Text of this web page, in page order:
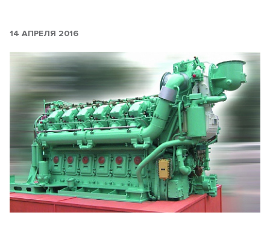
14 АПРЕЛЯ 2016